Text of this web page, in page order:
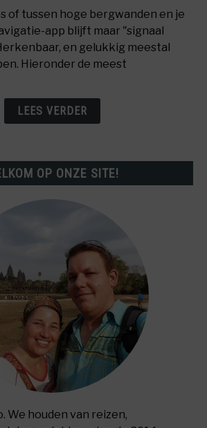
of tussen hoge bergwanden en je
app blijft maar "signaal
en gelukkig meestal
Hieronder de meest
LEES VERDER
OP ONZE SITE!
We houden van reizen,